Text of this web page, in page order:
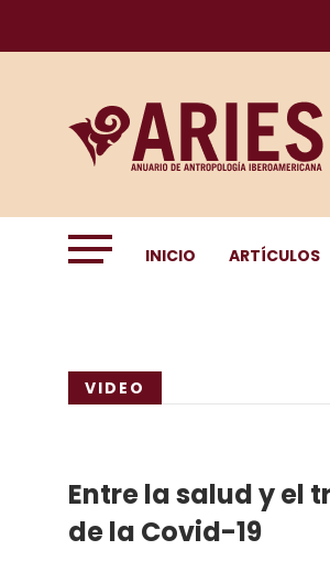
INICIO ARTÍCULOS
VIDEO
Entre la salud y el
de la Covid-19